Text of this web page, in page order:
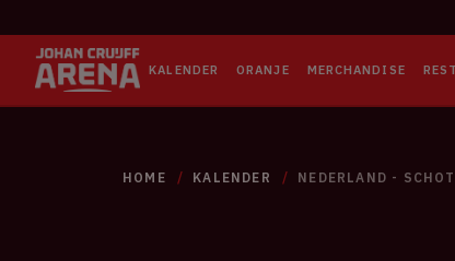
KALENDER ORANJE MERCHANDISE
HOME KALENDER NEDERLAND -